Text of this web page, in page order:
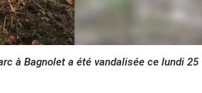
à Bagnolet a été vandalisée ce lundi 25